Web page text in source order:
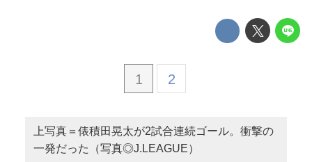
1 2
上写真＝俵積田晃太が2試合連続ゴール。衝撃の
一発だった（写真◎J.LEAGUE）